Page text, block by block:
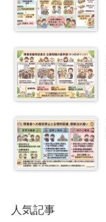
人気記事